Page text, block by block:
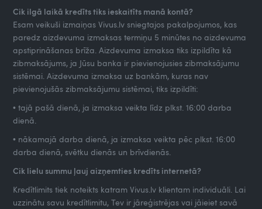
Cik ilgā laikā kredīts tiks ieskaitīts manā kontā?
Esam veikuši izmaiņas Vivus.lv sniegtajos pakalpojumos, kas
paredz aizdevuma izmaksas termiņu 5 minūtes no aizdevuma
apstiprināšanas brīža. Aizdevuma izmaksa tiks izpildīta kā
zibmaksājums, ja Jūsu banka ir pievienojusies zibmaksājumu
sistēmai. Aizdevuma izmaksa uz bankām, kuras nav
pievienojušās zibmaksājumu sistēmai, tiks izpildīti:
• tajā pašā dienā, ja izmaksa veikta līdz plkst. 16:00 darba
dienā.
• nākamajā darba dienā, ja izmaksa veikta pēc plkst. 16:00
darba dienā, svētku dienās un brīvdienās.
Cik lielu summu ļauj aizņemties kredīts internetā?
Kredītlimits tiek noteikts katram Vivus.lv klientam individuāli. Lai
uzzinātu savu kredītlimitu, Tev ir jāreģistrējas vai jāieiet savā